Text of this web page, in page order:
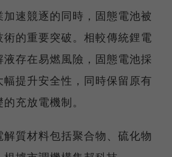
速競逐的同時，固態電池被
的重要突破。相較傳統鋰電
存在易燃風險，固態電池採
提升安全性，同時保留原有
充放電機制。
質材料包括聚合物、硫化物